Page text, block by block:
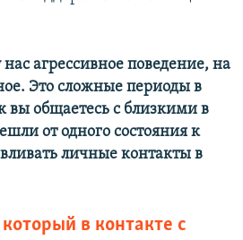
агрессивное поведение, на
Это сложные периоды в
вы общаетесь с близкими в
от одного состояния к
личные контакты в
в контакте с